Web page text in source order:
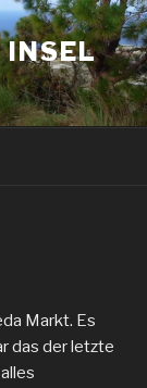
INSEL
Markt. Es
das der letzte